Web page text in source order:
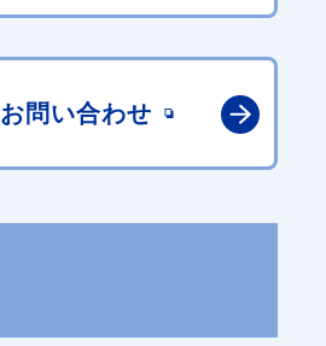
お問い合わせ